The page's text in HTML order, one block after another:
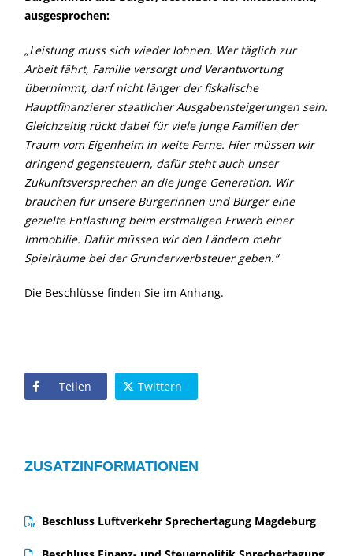
ausgesprochen:
Leistung muss sich wieder lohnen. Wer täglich zur
Arbeit fährt, Familie versorgt und Verantwortung
übernimmt, darf nicht länger der fiskalische
Hauptfinanzierer staatlicher Ausgabensteigerungen sein.
Gleichzeitig rückt dabei für viele junge Familien der
Traum vom Eigenheim in weite Ferne. Hier müssen wir
dringend gegensteuern, dafür steht auch unser
Zukunftsversprechen an die junge Generation. Wir
brauchen für unsere Bürgerinnen und Bürger eine
gezielte Entlastung beim erstmaligen Erwerb einer
Immobilie. Dafür müssen wir den Ländern mehr
Spielräume bei der Grunderwerbsteuer geben.“
Die Beschlüsse finden Sie im Anhang.
Teilen Twittern
ZUSATZINFORMATIONEN
Beschluss Luftverkehr Sprechertagung Magdeburg